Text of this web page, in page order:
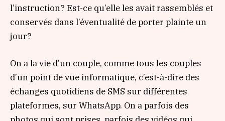
l’instruction? Est-ce qu’elle les avait rassemblés et
conservés dans l’éventualité de porter plainte un
jour?
On a la vie d’un couple, comme tous les couples
d’un point de vue informatique, c’est-à-dire des
échanges quotidiens de SMS sur différentes
plateformes, sur WhatsApp. On a parfois des